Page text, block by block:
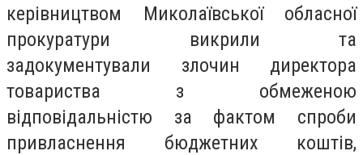
керівництвом Миколаївської обласної
прокуратури викрили та
задокументували злочин директора
товариства з обмеженою
відповідальністю за фактом спроби
привласнення бюджетних коштів,